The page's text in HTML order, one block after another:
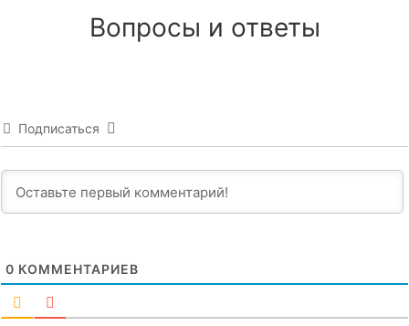
Вопросы и ответы
Подписаться
0 КОММЕНТАРИЕВ